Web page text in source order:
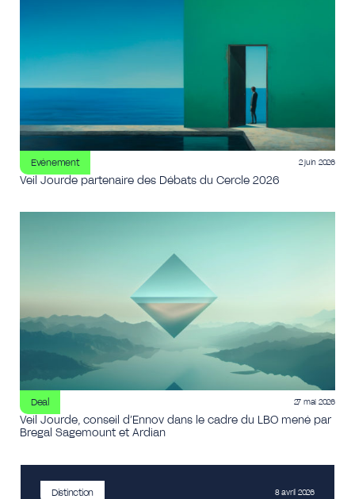
Evénement 2 juin 2026
Veil Jourde partenaire des Débats du Cercle 2026
Deal 27 mai 2026
Veil Jourde, conseil d’Ennov dans le cadre du LBO mené par
Bregal Sagemount et Ardian
Distinction 8 avril 2026